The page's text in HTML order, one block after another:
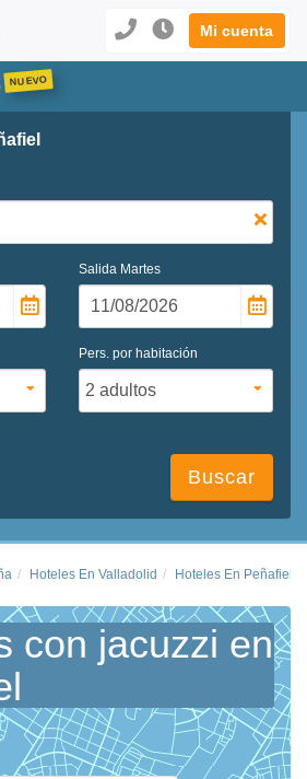
Mi cuenta
Salida Martes
Pers. por habitación
Buscar
Hoteles En Valladolid Hoteles En Peñafiel
con jacuzzi en